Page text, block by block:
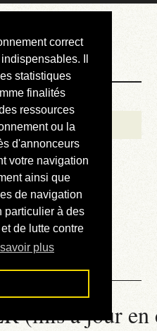
correct
Il
statistiques
finalités
ressources
ou la
d'annonceurs
votre navigation
ainsi que
de navigation
particulier à des
de lutte contre
plus
(mis à jour